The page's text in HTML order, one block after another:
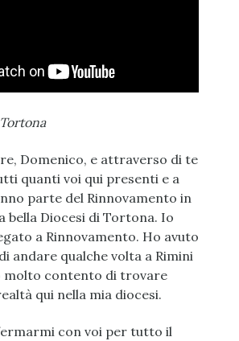
Domenico, e attraverso di te
quanti voi qui presenti e a
parte del Rinnovamento in
bella Diocesi di Tortona. Io
a Rinnovamento. Ho avuto
andare qualche volta a Rimini
molto contento di trovare
qui nella mia diocesi.
con voi per tutto il